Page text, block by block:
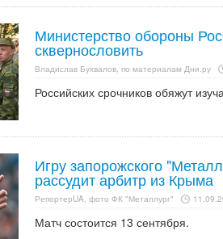
Министерство обороны
сквернословить
Владислав Бухвалов, по материалам Дни.ру
Российских срочников обяжут
Игру запорожского
рассудит арбитр из Крыма
РепортерUA, фото ФК "Металлург"
Матч состоится 13 сентября.